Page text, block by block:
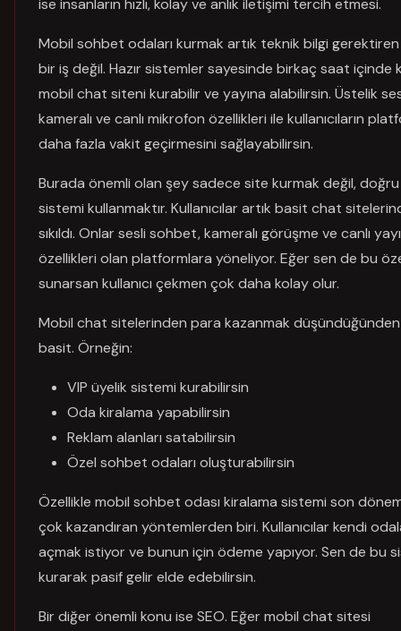
ise insanların hızlı, kolay ve anlık iletişimi tercih etmesi.
Mobil sohbet odaları kurmak artık teknik bilgi
bir iş değil. Hazır sistemler sayesinde birkaç saat içinde
mobil chat siteni kurabilir ve yayına alabilirsin. Üstelik
kameralı ve canlı mikrofon özellikleri ile kullanıcıların
daha fazla vakit geçirmesini sağlayabilirsin.
Burada önemli olan şey sadece site kurmak değil, doğru
sistemi kullanmaktır. Kullanıcılar artık basit chat
sıkıldı. Onlar sesli sohbet, kameralı görüşme ve canlı
özellikleri olan platformlara yöneliyor. Eğer sen de bu
sunarsan kullanıcı çekmen çok daha kolay olur.
Mobil chat sitelerinden para kazanmak
basit. Örneğin:
VIP üyelik sistemi kurabilirsin
Oda kiralama yapabilirsin
Reklam alanları satabilirsin
Özel sohbet odaları oluşturabilirsin
Özellikle mobil sohbet odası kiralama sistemi son
çok kazandıran yöntemlerden biri. Kullanıcılar kendi
açmak istiyor ve bunun için ödeme yapıyor. Sen de bu
kurarak pasif gelir elde edebilirsin.
Bir diğer önemli konu ise SEO. Eğer mobil chat sitesi